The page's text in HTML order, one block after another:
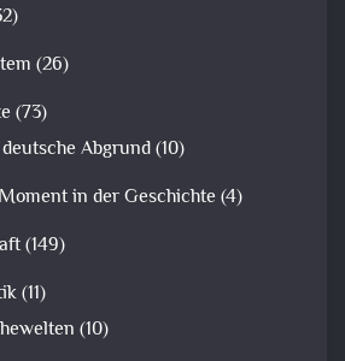
(26)
(73)
Abgrund(10)
in der Geschichte(4)
(149)
(11)
(10)